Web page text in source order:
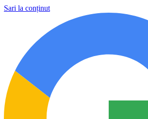
Sari la conținut